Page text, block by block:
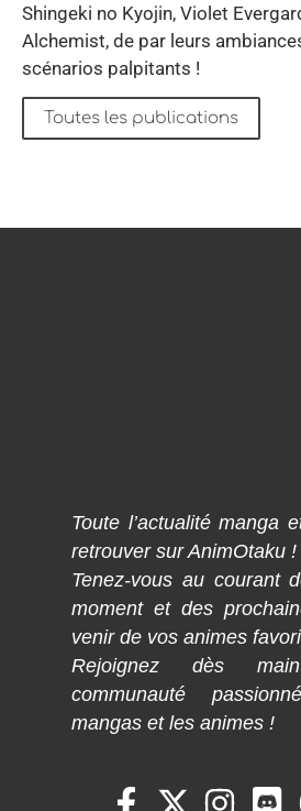
Shingeki no Kyojin, Violet
Alchemist, de par leurs
scénarios palpitants !
Toutes les publications
Toute l’actualité manga
retrouver sur AnimOtaku !
Tenez-vous au courant
moment et des
venir de vos animes
Rejoignez dès
communauté
mangas et les animes !